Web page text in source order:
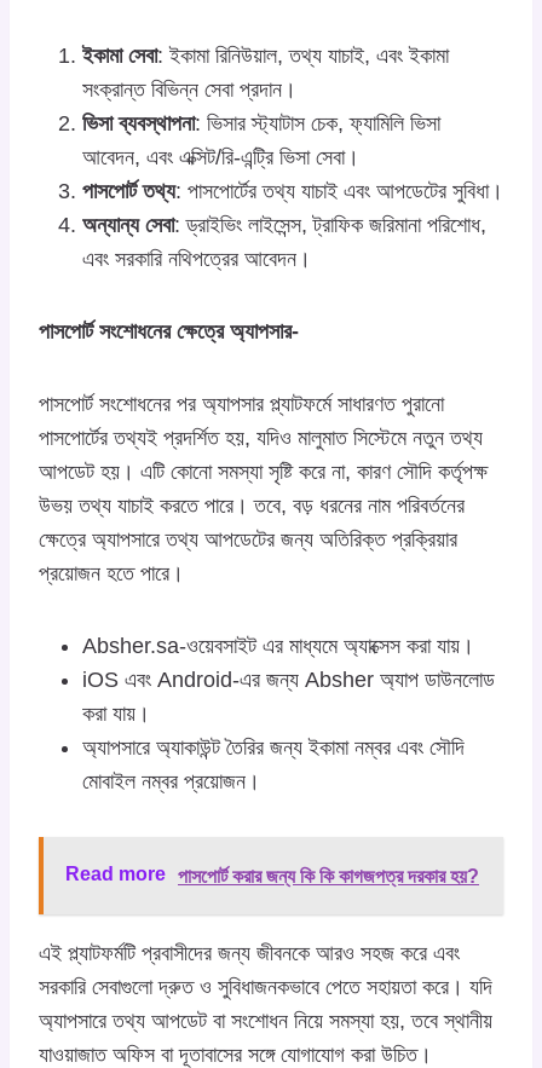
ইকামা সেবা: ইকামা রিনিউয়াল, তথ্য যাচাই, এবং ইকামা
সংক্রান্ত বিভিন্ন সেবা প্রদান।
ভিসা ব্যবস্থাপনা: ভিসার স্ট্যাটাস চেক, ফ্যামিলি ভিসা
আবেদন, এবং এক্সিট/রি-এন্ট্রি ভিসা সেবা।
পাসপোর্ট তথ্য: পাসপোর্টের তথ্য যাচাই এবং আপডেটের সুবিধা।
অন্যান্য সেবা: ড্রাইভিং লাইসেন্স, ট্রাফিক জরিমানা পরিশোধ,
এবং সরকারি নথিপত্রের আবেদন।
পাসপোর্ট সংশোধনের ক্ষেত্রে অ্যাপসার-
পাসপোর্ট সংশোধনের পর অ্যাপসার প্ল্যাটফর্মে সাধারণত পুরানো
পাসপোর্টের তথ্যই প্রদর্শিত হয়, যদিও মালুমাত সিস্টেমে নতুন তথ্য
আপডেট হয়। এটি কোনো সমস্যা সৃষ্টি করে না, কারণ সৌদি কর্তৃপক্ষ
উভয় তথ্য যাচাই করতে পারে। তবে, বড় ধরনের নাম পরিবর্তনের
ক্ষেত্রে অ্যাপসারে তথ্য আপডেটের জন্য অতিরিক্ত প্রক্রিয়ার
প্রয়োজন হতে পারে।
Absher.sa-ওয়েবসাইট এর মাধ্যমে অ্যাক্সেস করা যায়।
iOS এবং Android-এর জন্য Absher অ্যাপ ডাউনলোড
করা যায়।
অ্যাপসারে অ্যাকাউন্ট তৈরির জন্য ইকামা নম্বর এবং সৌদি
মোবাইল নম্বর প্রয়োজন।
Read more পাসপোর্ট করার জন্য কি কি কাগজপত্র দরকার হয়?
এই প্ল্যাটফর্মটি প্রবাসীদের জন্য জীবনকে আরও সহজ করে এবং
সরকারি সেবাগুলো দ্রুত ও সুবিধাজনকভাবে পেতে সহায়তা করে। যদি
অ্যাপসারে তথ্য আপডেট বা সংশোধন নিয়ে সমস্যা হয়, তবে স্থানীয়
যাওয়াজাত অফিস বা দূতাবাসের সঙ্গে যোগাযোগ করা উচিত।